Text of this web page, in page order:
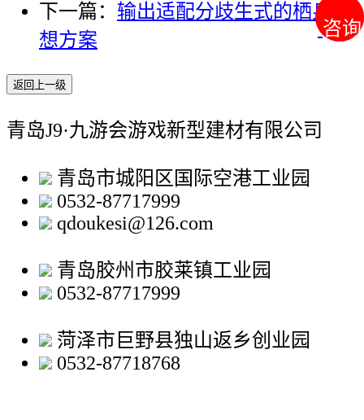
咨询
咨询
下一篇： 输出适配分歧生式的栖身设
想方案
返回上一级
青岛J9·九游会游戏新型建材有限公司
青岛市城阳区国际空港工业园
0532-87717999
qdoukesi@126.com
青岛胶州市胶莱镇工业园
0532-87717999
菏泽市巨野县独山返乡创业园
0532-87718768